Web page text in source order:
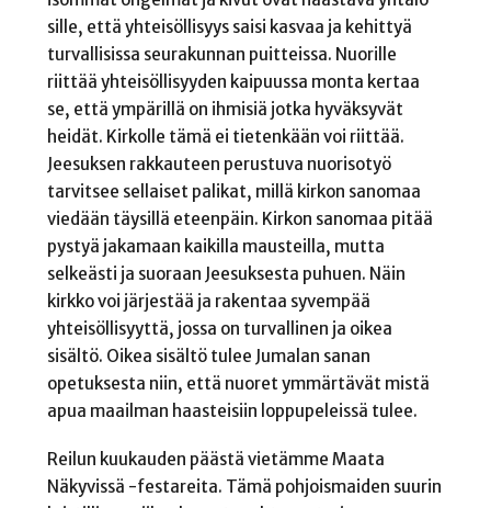
sille, että yhteisöllisyys saisi kasvaa ja kehittyä
turvallisissa seurakunnan puitteissa. Nuorille
riittää yhteisöllisyyden kaipuussa monta kertaa
se, että ympärillä on ihmisiä jotka hyväksyvät
heidät. Kirkolle tämä ei tietenkään voi riittää.
Jeesuksen rakkauteen perustuva nuorisotyö
tarvitsee sellaiset palikat, millä kirkon sanomaa
viedään täysillä eteenpäin. Kirkon sanomaa pitää
pystyä jakamaan kaikilla mausteilla, mutta
selkeästi ja suoraan Jeesuksesta puhuen. Näin
kirkko voi järjestää ja rakentaa syvempää
yhteisöllisyyttä, jossa on turvallinen ja oikea
sisältö. Oikea sisältö tulee Jumalan sanan
opetuksesta niin, että nuoret ymmärtävät mistä
apua maailman haasteisiin loppupeleissä tulee.
Reilun kuukauden päästä vietämme Maata
Näkyvissä -festareita. Tämä pohjoismaiden suurin